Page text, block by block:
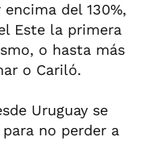
del 130%,
Este la primera
o hasta más
o Cariló.
Uruguay se
no perder a